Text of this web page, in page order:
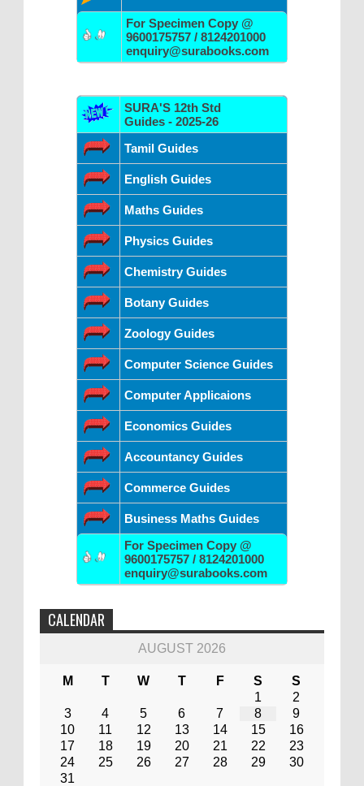
For Specimen Copy @
9600175757 / 8124201000
enquiry@surabooks.com
SURA'S 12th Std
Guides - 2025-26
Tamil Guides
English Guides
Maths Guides
Physics Guides
Chemistry Guides
Botany Guides
Zoology Guides
Computer Science Guides
Computer Applicaions
Economics Guides
Accountancy Guides
Commerce Guides
Business Maths Guides
For Specimen Copy @
9600175757 / 8124201000
enquiry@surabooks.com
CALENDAR
AUGUST 2026
M T W T F S
S
1
2
3
4 5 6 7 8
9
10
11 12 13 14 15
16
17
18 19 20 21 22
23
24
25 26 27 28 29
30
31